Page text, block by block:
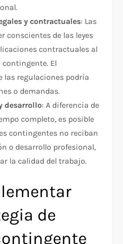
y contractuales: Las
conscientes de las leyes
contractuales al
El
regulaciones podría
o demandas.
desarrollo: A diferencia de
completo, es posible
contingentes no reciban
o desarrollo profesional,
la calidad del trabajo.
de